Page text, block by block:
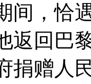
间，恰
返回巴
捐赠人